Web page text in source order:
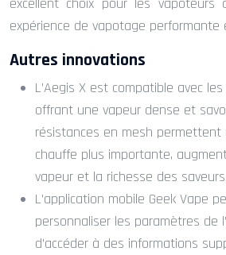
expérience de vapotage
Autres innovations
L’Aegis X est compatible avec
offrant une vapeur dense et
résistances en mesh permettent
chauffe plus importante,
vapeur et la richesse des saveurs.
L’application mobile Geek Vape
personnaliser les paramètres de
d’accéder à des informations